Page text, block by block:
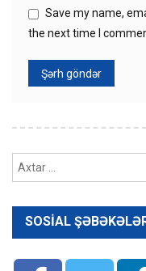
Save my name,
the next time I
SOSIAL